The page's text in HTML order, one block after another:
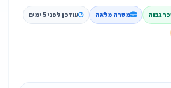
גבוה משרה מלאה עודכן לפני 5 ימים